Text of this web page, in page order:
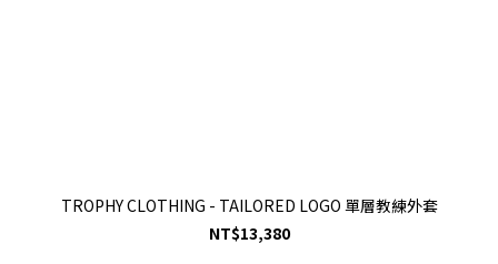
TROPHY CLOTHING - TAILORED LOGO 單層教練外套
NT$13,380